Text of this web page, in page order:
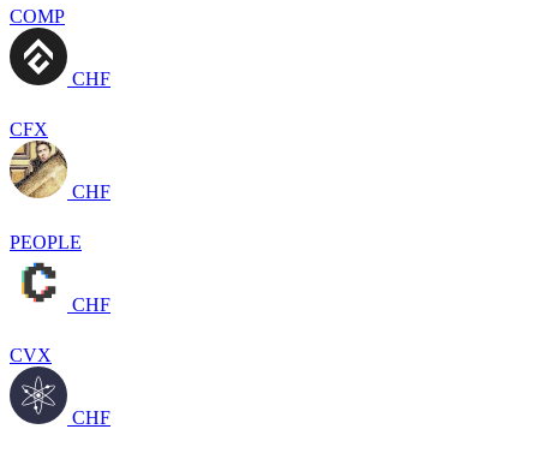
COMP
CHF
CFX
CHF
PEOPLE
CHF
CVX
CHF